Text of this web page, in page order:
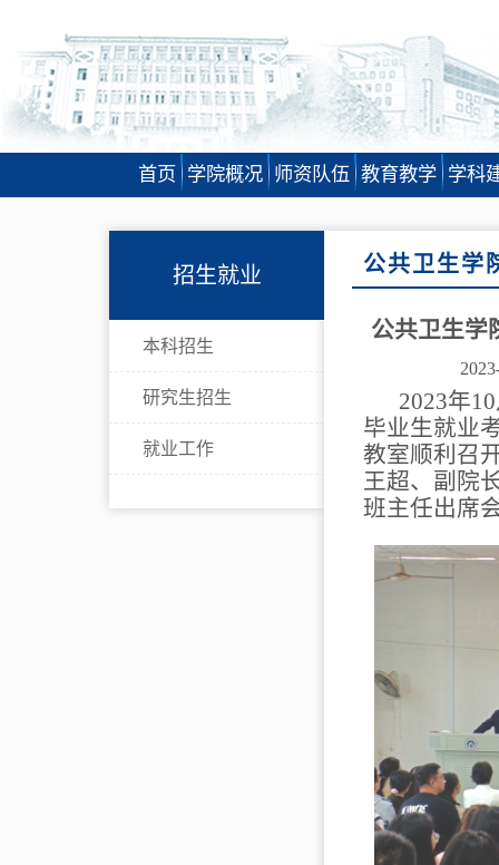
首页 学院概况 师资队伍 教育教学 学科
招生就业
本科招生
研究生招生
就业工作
公共卫生学
公共卫生学
2023年
毕业生就业
教室顺利召
王超、副院
班主任出席